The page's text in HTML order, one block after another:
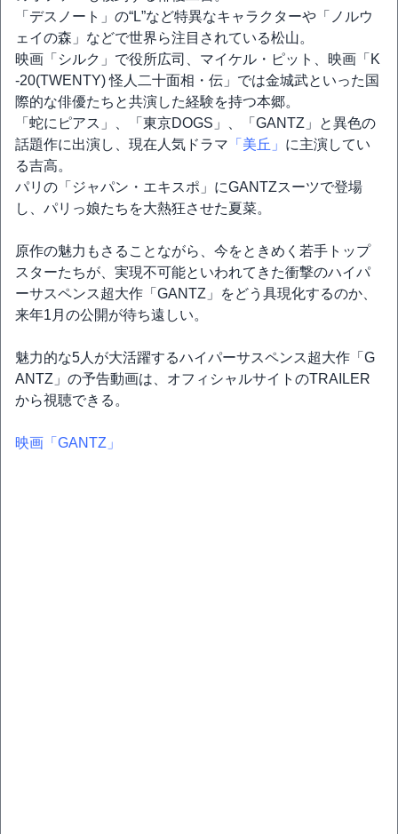
「デスノート」の“L”など特異なキャラクターや「ノルウ
ェイの森」などで世界ら注目されている松山。
映画「シルク」で役所広司、マイケル・ピット、映画「K
-20(TWENTY) 怪人二十面相・伝」では金城武といった国
際的な俳優たちと共演した経験を持つ本郷。
「蛇にピアス」、「東京DOGS」、「GANTZ」と異色の
話題作に出演し、現在人気ドラマ 「美丘」 に主演してい
る吉高。
パリの「ジャパン・エキスポ」にGANTZスーツで登場
し、パリっ娘たちを大熱狂させた夏菜。
原作の魅力もさることながら、今をときめく若手トップ
スターたちが、実現不可能といわれてきた衝撃のハイパ
ーサスペンス超大作「GANTZ」をどう具現化するのか、
来年1月の公開が待ち遠しい。
魅力的な5人が大活躍するハイパーサスペンス超大作「G
ANTZ」の予告動画は、オフィシャルサイトのTRAILER
から視聴できる。
映画「GANTZ」